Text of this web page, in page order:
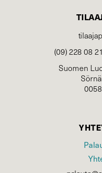
(09) 228 08
Suomen